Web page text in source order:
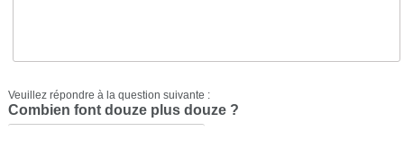
Veuillez répondre à la question suivante :
Combien font douze plus douze ?